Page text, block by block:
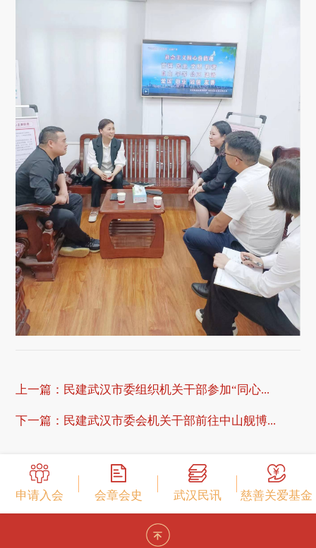
上一篇： 民建武汉市委组织机关干部参加“同心...
下一篇： 民建武汉市委会机关干部前往中山舰博...
申请入会 会章会史 武汉民讯 慈善关爱基金